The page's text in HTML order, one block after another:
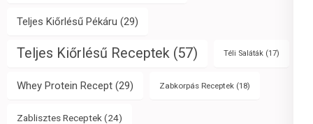
Teljes Kiőrlésű Pékáru (29)
Teljes Kiőrlésű Receptek (57) Téli Saláták (17)
Whey Protein Recept (29) Zabkorpás Receptek (18)
Zablisztes Receptek (24)